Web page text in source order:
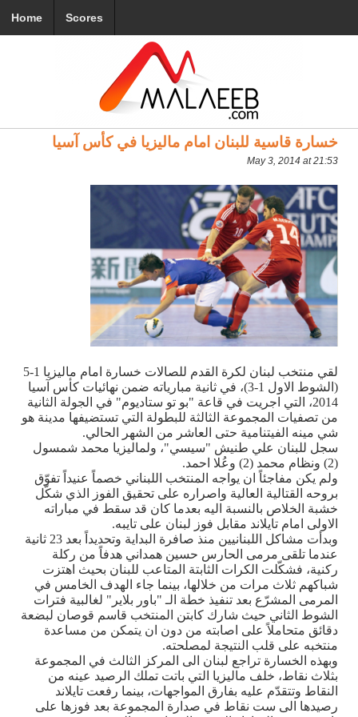
Home Scores
خسارة قاسية للبنان امام ماليزيا في كأس آسيا
May 3, 2014 at 21:53
لقي منتخب لبنان لكرة القدم للصالات خسارة امام ماليزيا 1-5
(الشوط الاول 1-3)، في ثانية مبارياته ضمن نهائيات كأس آسيا
2014، التي اجريت في قاعة "بو تو ستاديوم" في الجولة الثانية
من تصفيات المجموعة الثالثة للبطولة التي تستضيفها مدينة هو
شي مينه الفيتنامية حتى العاشر من الشهر الحالي.
سجل للبنان علي طنيش "سيسي"، ولماليزيا محمد شمسول
(2) ونظام محمد (2) وعُلا احمد.
ولم يكن مفاجئاً ان يواجه المنتخب اللبناني خصماً عنيداً تفوّق
بروحه القتالية العالية واصراره على تحقيق الفوز الذي شكّل
خشبة الخلاص بالنسبة اليه بعدما كان قد سقط في مباراته
الاولى امام تايلاند مقابل فوز لبنان على تايبه.
وبدأت مشاكل اللبنانيين منذ صافرة البداية وتحديداً بعد 23 ثانية
عندما تلقى مرمى الحارس حسين همداني هدفاً من ركلة
ركنية، فشكّلت الكرات الثابتة المتاعب للبنان بحيث اهتزت
شباكهم ثلاث مرات من خلالها، بينما جاء الهدف الخامس في
المرمى المشرّع بعد تنفيذ خطة الـ "باور بلاير" لغالبية فترات
الشوط الثاني حيث شارك كابتن المنتخب قاسم قوصان لبضعة
دقائق متحاملاً على اصابته من دون ان يتمكن من مساعدة
منتخبه على قلب النتيجة لمصلحته.
وبهذه الخسارة تراجع لبنان الى المركز الثالث في المجموعة
بثلاث نقاط، خلف ماليزيا التي باتت تملك الرصيد عينه من
النقاط وتتقدّم عليه بفارق المواجهات، بينما رفعت تايلاند
رصيدها الى ست نقاط في صدارة المجموعة بعد فوزها على